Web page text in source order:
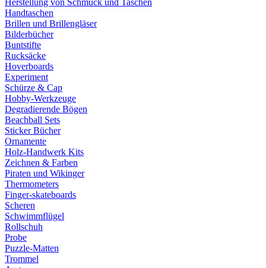
Herstellung von Schmuck und Taschen
Handtaschen
Brillen und Brillengläser
Bilderbücher
Buntstifte
Rucksäcke
Hoverboards
Experiment
Schürze & Cap
Hobby-Werkzeuge
Degradierende Bögen
Beachball Sets
Sticker Bücher
Ornamente
Holz-Handwerk Kits
Zeichnen & Farben
Piraten und Wikinger
Thermometers
Finger-skateboards
Scheren
Schwimmflügel
Rollschuh
Probe
Puzzle-Matten
Trommel